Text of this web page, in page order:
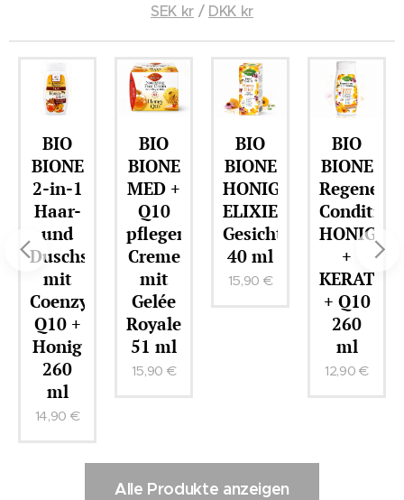
SEK kr/ DKK kr
BIO
BIONE
2-in-1
Haar-
und
Duschshampoo
mit
Coenzym
Q10 +
Honig
260
ml
14,90 €
BIO
BIONE
MED +
Q10
pflegende
Creme
mit
Gelée
Royale
51 ml
15,90 €
BIO
BIONE
HONIG-
ELIXIER
Gesichtsserum
40 ml
15,90 €
BIO
BIONE
HONIG
+
KERATIN
+ Q10
260
ml
12,90 €
Alle Produkte anzeigen